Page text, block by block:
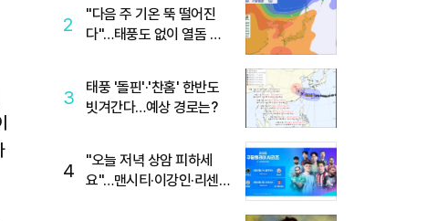
2
"다음 주 기온 뚝 떨어진
다"…태풍도 없이 열돔 박
3
태풍 '돌핀'·'찬홈' 한반도
빗겨간다…예상 경로는?
4
"오늘 저녁 상암 피하세
요"…맨시티·이강인·리센느